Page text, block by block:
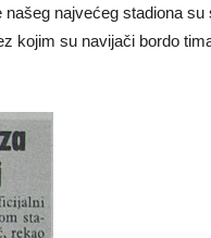
najvećeg stadiona su
kojim su navijači bordo